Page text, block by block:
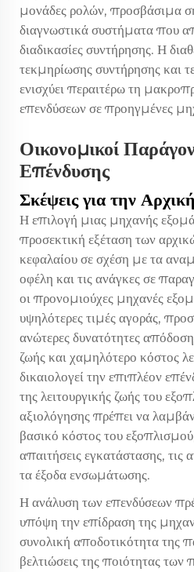
μονάδες ρολών, προσβάσιμα
διαγνωστικά συστήματα που
διαδικασίες συντήρησης. Η
τεκμηρίωσης συντήρησης και
ενισχύει περαιτέρω τη
επενδύσεων σε προηγμένες
Οικονομικοί
Επένδυσης
Σκέψεις για την
Η επιλογή μιας μηχανής
προσεκτική εξέταση των
κεφαλαίου σε σχέση με τα
οφέλη και τις ανάγκες σε
οι προνομιούχες μηχανές
υψηλότερες τιμές αγοράς,
ανώτερες δυνατότητες
ζωής και χαμηλότερο κόστος
δικαιολογεί την επιπλέον
της λειτουργικής ζωής του
αξιολόγησης πρέπει να
βασικό κόστος του
απαιτήσεις εγκατάστασης, τις
τα έξοδα ενσωμάτωσης.
Η ανάλυση των επενδύσεων
υπόψη την επίδραση της
συνολική αποδοτικότητα της
βελτιώσεις της ποιότητας των